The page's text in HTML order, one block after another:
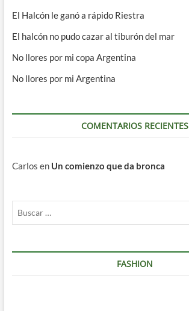
El Halcón le ganó a rápido Riestra
El halcón no pudo cazar al tiburón del mar
No llores por mi copa Argentina
No llores por mi Argentina
COMENTARIOS RECIENTES
Carlos en Un comienzo que da bronca
FASHION